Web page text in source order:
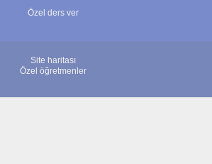
Özel ders ver
Site haritası
Özel öğretmenler